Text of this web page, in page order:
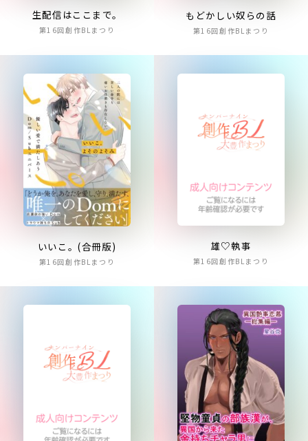
生配信はここまで。
第16回創作BLまつり
もどかしい奴らの話
第16回創作BLまつり
いいこ。(合冊版)
第16回創作BLまつり
雄♡執事
第16回創作BLまつり